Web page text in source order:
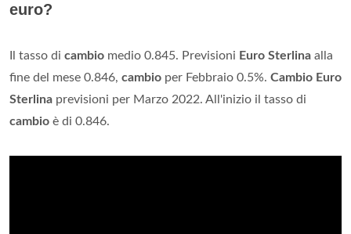
euro?
Il tasso di cambio medio 0.845. Previsioni Euro Sterlina alla
fine del mese 0.846, cambio per Febbraio 0.5%. Cambio Euro
Sterlina previsioni per Marzo 2022. All'inizio il tasso di
cambio è di 0.846.